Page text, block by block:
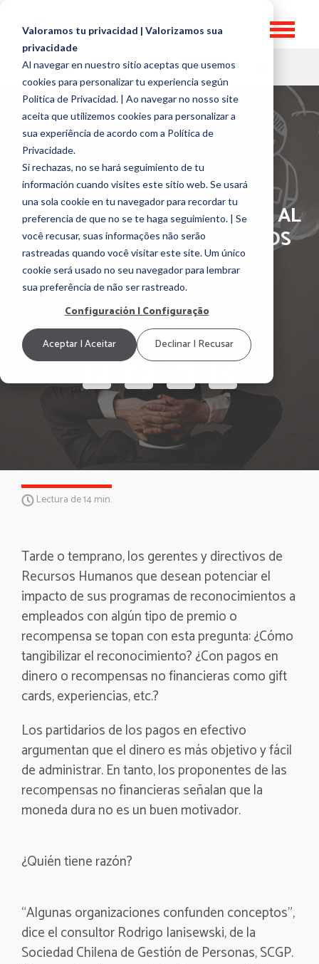
Valoramos tu privacidad | Valorizamos sua
privacidade
Al navegar en nuestro sitio aceptas que usemos
cookies para personalizar tu experiencia según
Politica de Privacidad. | Ao navegar no nosso site
aceita que utilizemos cookies para personalizar a
sua experiência de acordo com a Política de
Privacidade.
Si rechazas, no se hará seguimiento de tu
información cuando visites este sitio web. Se usará
una sola cookie en tu navegador para recordar tu
preferencia de que no se te haga seguimiento. | Se
você recusar, suas informações não serão
rastreadas quando você visitar este site. Um único
cookie será usado no seu navegador para lembrar
sua preferência de não ser rastreado.
Configuración | Configuração
Aceptar | Aceitar Declinar | Recusar
HR TOPICS
RECONOCIMIENTOS A
EMPLEADOS: LA RESPUESTA AL
DEBATE DINERO VS PREMIOS
porJosé Guerra
31 marzo, 2016
Reconocimientos
Lectura de 14 min.
Tarde o temprano, los gerentes y directivos de
Recursos Humanos que desean potenciar el
impacto de sus programas de reconocimientos a
empleados con algún tipo de premio o
recompensa se topan con esta pregunta: ¿Cómo
tangibilizar el reconocimiento? ¿Con pagos en
dinero o recompensas no financieras como gift
cards, experiencias, etc.?
Los partidarios de los pagos en efectivo
argumentan que el dinero es más objetivo y fácil
de administrar. En tanto, los proponentes de las
recompensas no financieras señalan que la
moneda dura no es un buen motivador.
¿Quién tiene razón?
“Algunas organizaciones confunden conceptos”,
dice el consultor Rodrigo Ianisewski, de la
Sociedad Chilena de Gestión de Personas, SCGP.